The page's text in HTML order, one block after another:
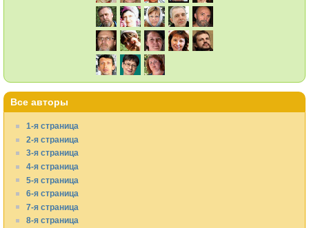
Все авторы
1-я страница
2-я страница
3-я страница
4-я страница
5-я страница
6-я страница
7-я страница
8-я страница